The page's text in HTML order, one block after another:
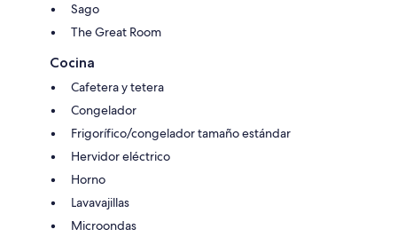
Sago
The Great Room
Cocina
Cafetera y tetera
Congelador
Frigorífico/congelador tamaño estándar
Hervidor eléctrico
Horno
Lavavajillas
Microondas